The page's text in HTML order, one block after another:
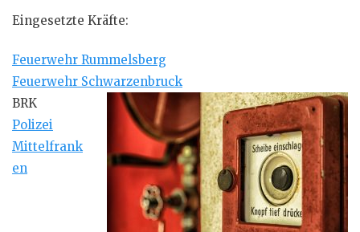
Eingesetzte Kräfte:
Feuerwehr Rummelsberg
Feuerwehr Schwarzenbruck
BRK
Polizei
Mittelfrank
en